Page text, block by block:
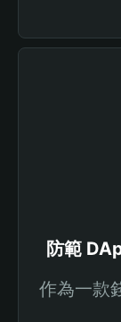
防範
作為一款